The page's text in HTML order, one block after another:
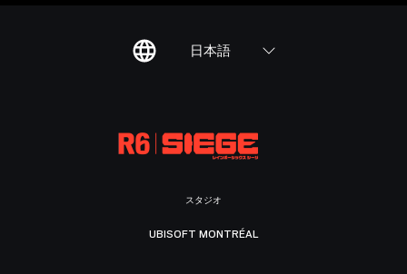
日本語
スタジオ
UBISOFT MONTRÉAL